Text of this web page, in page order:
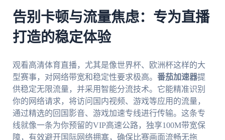
告别卡顿与流量焦虑：专为直播
打造的稳定体验
观看高清体育直播，尤其是像世界杯、欧洲杯这样的大
型赛事，对网络带宽和稳定性要求极高。 番茄加速器提
供稳定无限流量，并采用智能分流技术。它能精准识别
你的网络请求，将访问国内视频、游戏等应用的流量，
通过精选的回国影音、游戏加速专线进行传输。这条专
线就像一条为你预留的VIP高速公路，独享100M带宽保
障，有效避开国际网络拥塞，确保比赛画面流畅无拖